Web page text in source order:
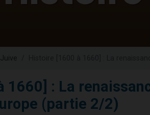
viennent de nous rejoindre sur WhatsApp
1660] : La
(partie 2/2)